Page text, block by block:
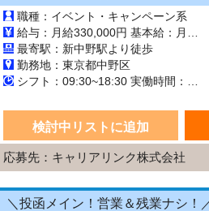
職種：イベント・キャンペーン系
最寄駅：新中野駅より徒歩
勤務地：東京都中野区
検討中リストに追加
応募先：キャリアリンク株式会社